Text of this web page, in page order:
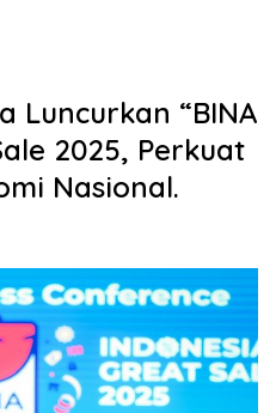
Luncurkan “BINA
2025, Perkuat
Nasional.